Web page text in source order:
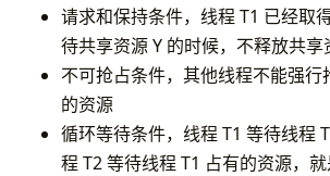
请求和保持条件，线程 T1 已经取
待共享资源 Y 的时候，不释放共享
不可抢占条件，其他线程不能强行
的资源
循环等待条件，线程 T1 等待线程
程 T2 等待线程 T1 占有的资源，